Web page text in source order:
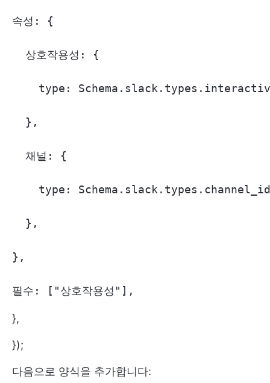
속성: {
  상호작용성: {
type:
  },
  채널: {
type:
  },
},
필수: ["상호작용성"],
},
});
다음으로 양식을 추가합니다: